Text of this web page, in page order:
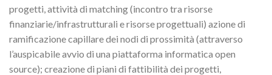
progetti, attività di matching (incontro tra risorse
finanziarie/infrastrutturali e risorse progettuali) azione di
ramificazione capillare dei nodi di prossimità (attraverso
l’auspicabile avvio di una piattaforma informatica open
source); creazione di piani di fattibilità dei progetti,